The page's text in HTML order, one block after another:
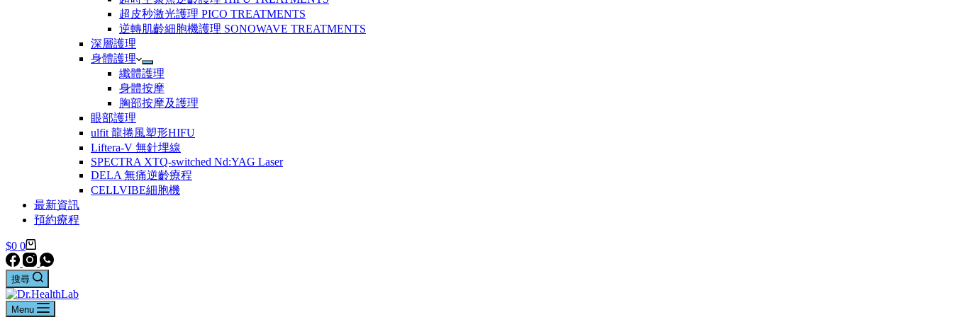
超⽪秒激光護理 PICO TREATMENTS
逆轉肌齡細胞機護理 SONOWAVE TREATMENTS
深層護理
身體護理
纖體護理
身體按摩
胸部按摩及護理
眼部護理
ulfit 龍捲風塑形HIFU
Liftera-V 無針埋線
SPECTRA XTQ-switched Nd:YAG Laser
DELA 無痛逆齡療程
CELLVIBE細胞機
最新資訊
預約療程
$0 0
搜尋
Menu